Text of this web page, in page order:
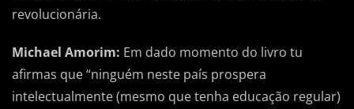
revolucionária.
Michael Amorim: Em dado momento do livro tu
afirmas que “ninguém neste país prospera
intelectualmente (mesmo que tenha educação regular)